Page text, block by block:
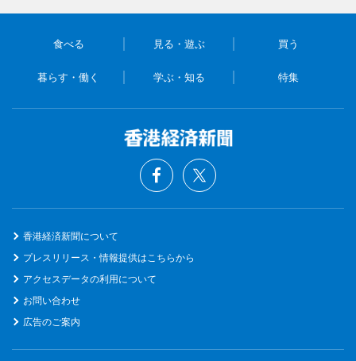
食べる 見る・遊ぶ 買う
暮らす・働く 学ぶ・知る 特集
香港経済新聞について
プレスリリース・情報提供はこちらから
アクセスデータの利用について
お問い合わせ
広告のご案内